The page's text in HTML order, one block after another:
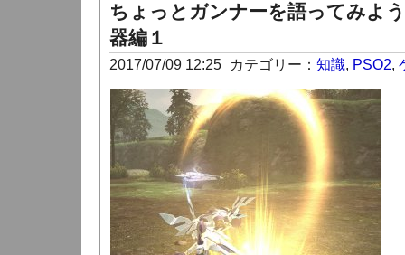
ちょっとガンナーを語ってみ
器編１
2017/07/09 12:25 カテゴリー： 知識, PSO2,